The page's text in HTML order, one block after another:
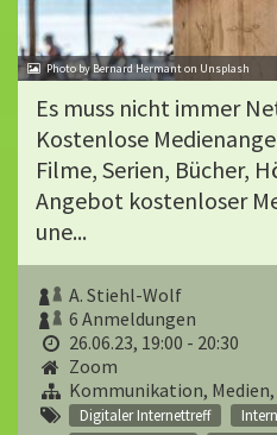
Photo by Bernard Hermant on Unsplash
Es muss nicht immer
Kostenlose
Filme, Serien, Bücher,
Angebot kostenloser
une...
A. Stiehl-Wolf
6 Anmeldungen
26.06.23, 19:00 - 20:30
Zoom
Kommunikation,
Digitaler Internettreff